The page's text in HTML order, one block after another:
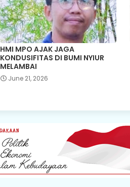
HMI MPO AJAK JAGA
KONDUSIFITAS DI BUMI NYIUR
MELAMBAI
June 21, 2026